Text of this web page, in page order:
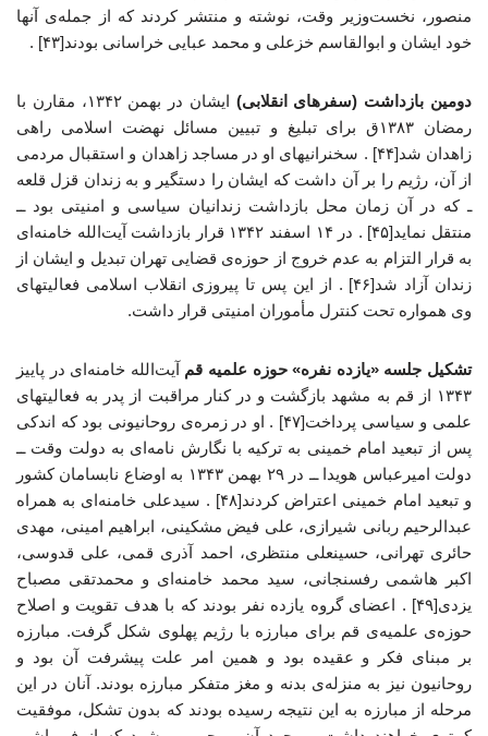
منصور، نخست‌وزیر وقت، نوشته و منتشر کردند که از جمله‌ی آنها
خود ایشان و ابوالقاسم خزعلی و محمد عبایی خراسانی بودند[۴۳] .
دومین بازداشت (سفرهای انقلابی)
ایشان در بهمن ۱۳۴۲، مقارن با
رمضان ۱۳۸۳ق برای تبلیغ و تبیین مسائل نهضت اسلامی راهی
زاهدان شد[۴۴] . سخنرانیهای او در مساجد زاهدان و استقبال مردمی
از آن، رژیم را بر آن داشت که ایشان را دستگیر و به زندان قزل قلعه
ـ که در آن زمان محل بازداشت زندانیان سیاسی و امنیتی بود ــ
منتقل نماید[۴۵] . در ۱۴ اسفند ۱۳۴۲ قرار بازداشت آیت‌الله خامنه‌ای
به قرار التزام به عدم خروج از حوزه‌ی قضایی تهران تبدیل و ایشان از
زندان آزاد شد[۴۶] . از این پس تا پیروزی انقلاب اسلامی فعالیتهای
وی همواره تحت کنترل مأموران امنیتی قرار داشت.
تشکیل جلسه «یازده نفره» حوزه علمیه قم آیت‌الله خامنه‌ای در پاییز
۱۳۴۳ از قم به مشهد بازگشت و در کنار مراقبت از پدر به فعالیتهای
علمی و سیاسی پرداخت[۴۷] . او در زمره‌ی روحانیونی بود که اندکی
پس از تبعید امام خمینی به ترکیه با نگارش نامه‌ای به دولت وقت ــ
دولت امیرعباس هویدا ــ در ۲۹ بهمن ۱۳۴۳ به اوضاع نابسامان کشور
و تبعید امام خمینی اعتراض کردند[۴۸] . سیدعلی خامنه‌ای به همراه
عبدالرحیم ربانی شیرازی، علی فیض مشکینی، ابراهیم امینی، مهدی
حائری تهرانی، حسینعلی منتظری، احمد آذری قمی، علی قدوسی،
اکبر هاشمی رفسنجانی، سید محمد خامنه‌ای و محمدتقی مصباح
یزدی[۴۹] . اعضای گروه یازده نفر بودند که با هدف تقویت و اصلاح
حوزه‌ی علمیه‌ی قم برای مبارزه با رژیم پهلوی شکل گرفت. مبارزه
بر مبنای فکر و عقیده بود و همین امر علت پیشرفت آن بود و
روحانیون نیز به منزله‌ی بدنه و مغز متفکر مبارزه بودند. آنان در این
مرحله از مبارزه به این نتیجه رسیده بودند که بدون تشکل، موفقیت